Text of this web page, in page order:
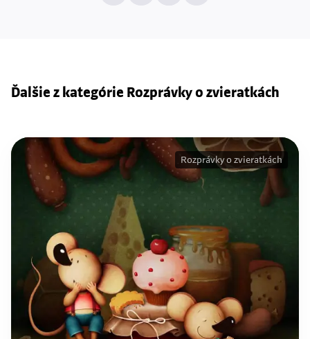
Ďalšie z kategórie Rozprávky o zvieratkách
Rozprávky o zvieratkách